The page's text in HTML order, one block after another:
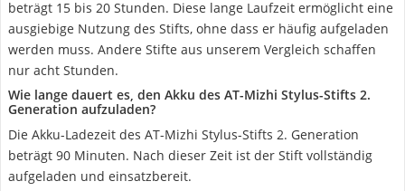
beträgt 15 bis 20 Stunden. Diese lange Laufzeit ermöglicht eine
ausgiebige Nutzung des Stifts, ohne dass er häufig aufgeladen
werden muss. Andere Stifte aus unserem Vergleich schaffen
nur acht Stunden.
Wie lange dauert es, den Akku des AT-Mizhi Stylus-Stifts 2.
Generation aufzuladen?
Die Akku-Ladezeit des AT-Mizhi Stylus-Stifts 2. Generation
beträgt 90 Minuten. Nach dieser Zeit ist der Stift vollständig
aufgeladen und einsatzbereit.